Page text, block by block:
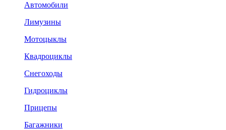
Автомобили
Лимузины
Мотоцыклы
Квадроциклы
Снегоходы
Гидроциклы
Прицепы
Багажники